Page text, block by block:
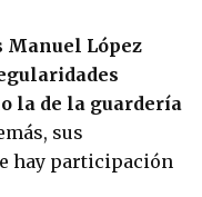
Manuel López
la de la guardería
sus
hay participación